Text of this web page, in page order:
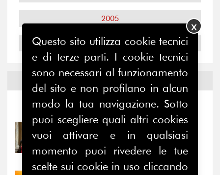
2005
2004
Notizie-Eventi
31/07/2026
Prima della pausa estiva,
il valore di...
Questo sito utilizza cookie tecnici
e di terze parti. I cookie tecnici
sono necessari al funzionamento
del sito e non profilano in alcun
modo la tua navigazione. Sotto
puoi scegliere quali altri cookies
vuoi attivare e in qualsiasi
momento puoi rivedere le tue
scelte sui cookie in uso cliccando
X